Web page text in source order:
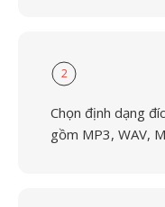
2
Chọn định dạng
gồm MP3, WAV,